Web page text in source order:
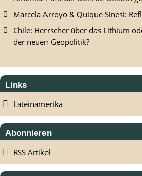
Marcela Arroyo & Quique Sinesi:
Chile: Herrscher über das Lithium
der neuen Geopolitik?
Links
Lateinamerika
Abonnieren
RSS Artikel